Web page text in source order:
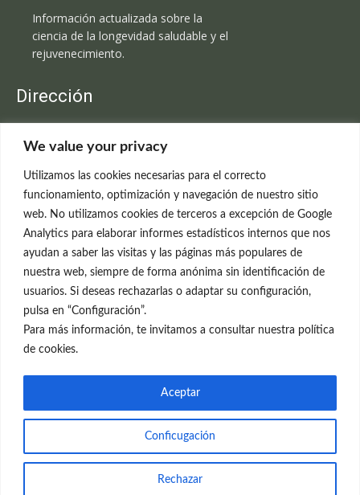
We value your privacy
Utilizamos las cookies necesarias para el correcto
funcionamiento, optimización y navegación de nuestro sitio
web. No utilizamos cookies de terceros a excepción de Google
Analytics para elaborar informes estadísticos internos que nos
ayudan a saber las visitas y las páginas más populares de
nuestra web, siempre de forma anónima sin identificación de
usuarios. Si deseas rechazarlas o adaptar su configuración,
pulsa en “Configuración”.
Para más información, te invitamos a consultar nuestra política
de cookies.
Conficugación
Rechazar
Aceptar
Información actualizada sobre la
ciencia de la longevidad saludable y el
rejuvenecimiento.
Dirección
C/Claudio Coello, 19 - 1º
699 595 619
rejuvenecimiento@clinicaneleva.com
Información Legal
Política de Privacidad
Política de Cookies
© el Radar del Rejuvenecimiento